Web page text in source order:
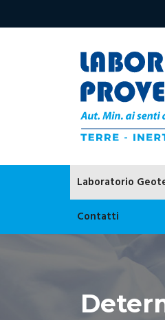
Laboratorio
Contatti